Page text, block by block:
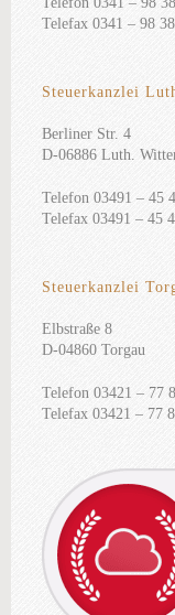
Telefax 0341 – 98
Steuerkanzlei
Berliner Str. 4
D-06886 Luth.
Telefon 03491 – 45
Telefax 03491 – 45
Steuerkanzlei
Elbstraße 8
D-04860 Torgau
Telefon 03421 – 77
Telefax 03421 – 77